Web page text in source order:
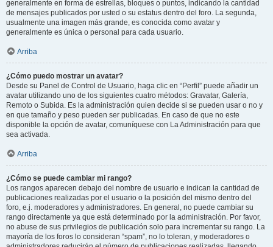
generalmente en forma de estrellas, bloques o puntos, indicando la cantidad
de mensajes publicados por usted o su estatus dentro del foro. La segunda,
usualmente una imagen más grande, es conocida como avatar y
generalmente es única o personal para cada usuario.
Arriba
¿Cómo puedo mostrar un avatar?
Desde su Panel de Control de Usuario, haga clic en “Perfil” puede añadir un
avatar utilizando uno de los siguientes cuatro métodos: Gravatar, Galería,
Remoto o Subida. Es la administración quien decide si se pueden usar o no y
en que tamaño y peso pueden ser publicadas. En caso de que no este
disponible la opción de avatar, comuníquese con La Administración para que
sea activada.
Arriba
¿Cómo se puede cambiar mi rango?
Los rangos aparecen debajo del nombre de usuario e indican la cantidad de
publicaciones realizadas por el usuario o la posición del mismo dentro del
foro, e.j. moderadores y administradores. En general, no puede cambiar su
rango directamente ya que está determinado por la administración. Por favor,
no abuse de sus privilegios de publicación solo para incrementar su rango. La
mayoría de los foros lo consideran “spam”, no lo toleran, y moderadores o